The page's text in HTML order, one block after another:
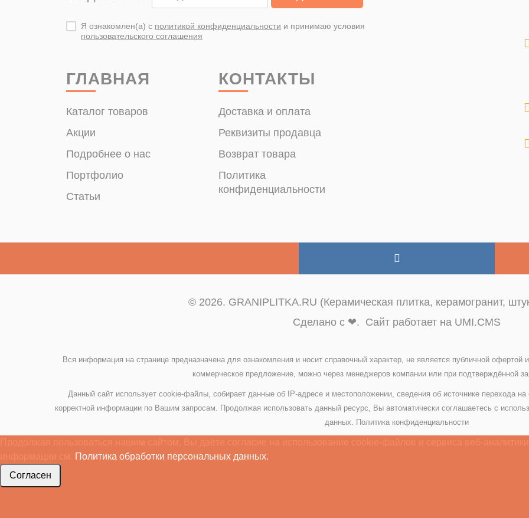
Я ознакомлен(а) с политикой конфиденциальности и принимаю условия
пользовательского соглашения
ГЛАВНАЯ
Каталог товаров
Акции
Подробнее о нас
Портфолио
Статьи
КОНТАКТЫ
Доставка и оплата
Реквизиты продавца
Возврат товара
Политика
конфиденциальности
© 2026. GRANIPLITKA.RU (Керамическая плитка, керамогранит,
Сделано с ❤. Сайт работает на UMI.CMS
Вся информация на странице предназначена для ознакомления и носит справочный характер, не является публичной
коммерческое предложение, можно через менеджеров компании или при подтверждённой
Данный сайт использует cookie-файлы, собирает данные об IP-адресе и местоположении, сведения об источнике перехода
корректной информации по Вашим запросам. Продолжая использовать данный ресурс, Вы автоматически соглашаетесь с
данных. Политика конфиденциальности
Политика обработки персональных данных.
Согласен